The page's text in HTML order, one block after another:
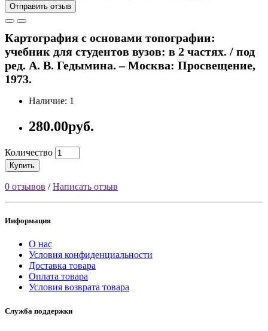
Отправить отзыв
Картография с основами топографии:
учебник для студентов вузов: в 2 частях. / под
ред. А. В. Гедымина. – Москва: Просвещение,
1973.
Наличие: 1
280.00руб.
Количество
Купить
0 отзывов /Написать отзыв
Информация
О нас
Условия конфиденциальности
Доставка товара
Оплата товара
Условия возврата товара
Служба поддержки